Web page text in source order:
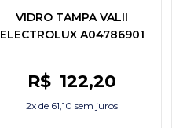
VIDRO TAMPA VALII
ELECTROLUX A04786901
R$ 122,20
2x de 61,10 sem juros